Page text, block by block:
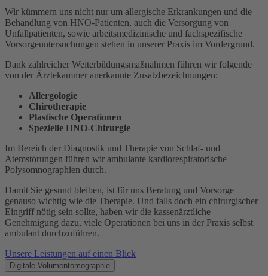
Wir kümmern uns nicht nur um allergische Erkrankungen und die
Behandlung von HNO-Patienten, auch die Versorgung von
Unfallpatienten, sowie arbeitsmedizinische und fachspezifische
Vorsorgeuntersuchungen stehen in unserer Praxis im Vordergrund.
Dank zahlreicher Weiterbildungsmaßnahmen führen wir folgende
von der Ärztekammer anerkannte Zusatzbezeichnungen:
Allergologie
Chirotherapie
Plastische Operationen
Spezielle HNO-Chirurgie
Im Bereich der Diagnostik und Therapie von Schlaf- und
Atemstörungen führen wir ambulante kardiorespiratorische
Polysomnographien durch.
Damit Sie gesund bleiben, ist für uns Beratung und Vorsorge
genauso wichtig wie die Therapie. Und falls doch ein chirurgischer
Eingriff nötig sein sollte, haben wir die kassenärztliche
Genehmigung dazu, viele Operationen bei uns in der Praxis selbst
ambulant durchzuführen.
Unsere Leistungen auf einen Blick
Digitale Volumentomographie